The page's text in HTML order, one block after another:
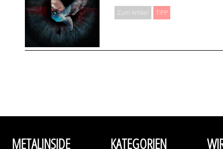
Zum Artikel TIPP
METALINSIDE KATEGORIEN